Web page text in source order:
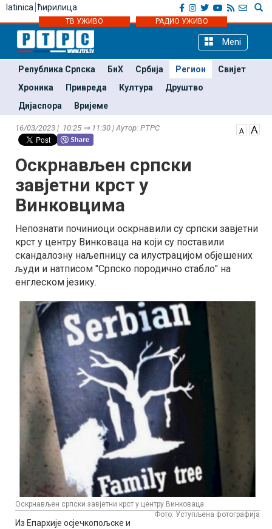
latinica ћирилица
ТВ УЖИВО РАДИО УЖИВО
Meni
Република Српска БиХ Србија Регион
Свијет
Хроника
Привреда Култура
Друштво
Дијаспора
Вријеме
16/03/2023 | 10:25 ⇒ 11:30 | Аутор: РТРС
Оскрнављен српски
завјетни крст у
Винковцима
Непознати починиоци оскрнавили су српски завјетни
крст у центру Винковаца на који су поставили
скандалозну наљепницу са илустрацијом објешених
људи и натписом "Српско породично стабло" на
енглеском језику.
Оскрнављен српски завјетни крст у центру Винковаца
Фото: Уступљена фотографија
Из Епархије осјечкопољске и